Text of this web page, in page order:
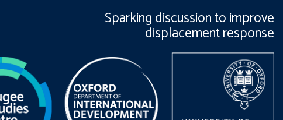
Sparking discussion to improve
displacement response